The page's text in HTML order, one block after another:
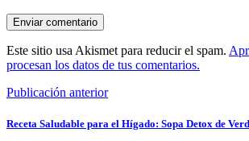
Este sitio usa Akismet para reducir el spam.
procesan los datos de tus comentarios.
Publicación anterior
Receta Saludable para el Hígado: Sopa Detox de